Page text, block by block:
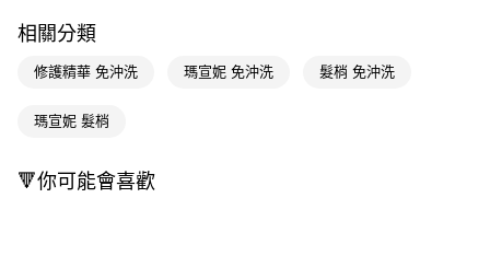
悠遊付
Google Pay
AFTEE先享後付
AFTEE先享後付是「在收到商品之後才付款」的支付方式。 讓您購物簡單
即享券
相關分類
修護精華 免沖洗 瑪宣妮 免沖洗 髮梢 免沖洗
瑪宣妮 髮梢
🔻你可能會喜歡